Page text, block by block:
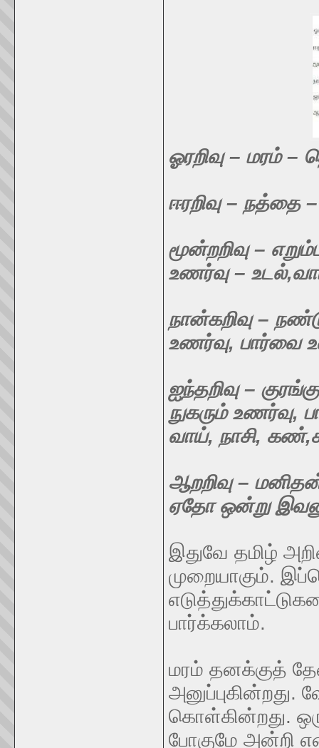
ஓரறிவு – மரம் –
ஈரறிவு – நத்தை
மூன்றறிவு –
உணர்வு –
நான்கறிவு –
உணர்வு, பார்வை
ஐந்தறிவு –
நுகரும் உணர்வு,
வாய், நாசி,
ஆறறிவு –
ஏதோ ஒன்று
இதுவே தமிழ்
முறையாகும்.
பார்க்கலாம்.
மரம் தனக்குத்
கொள்கின்றது.
போகுமே அன்றி